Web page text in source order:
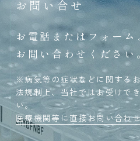
お問い合せ
お電話またはフォーム
お問い合わせください
※病気等の症状などに関する
法規制上、当社ではお受けで
い。
医療機関等に直接お問い合わ